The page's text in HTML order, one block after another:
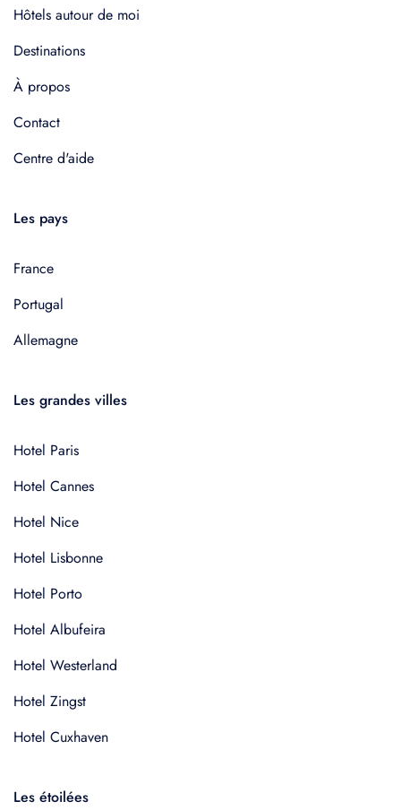
Hôtels autour de moi
Destinations
À propos
Contact
Centre d'aide
Les pays
France
Portugal
Allemagne
Les grandes villes
Hotel Paris
Hotel Cannes
Hotel Nice
Hotel Lisbonne
Hotel Porto
Hotel Albufeira
Hotel Westerland
Hotel Zingst
Hotel Cuxhaven
Les étoilées